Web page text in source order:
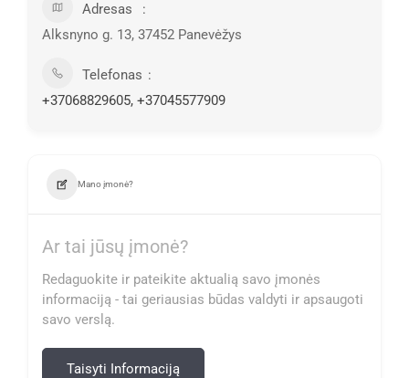
Adresas
Alksnyno g. 13, 37452 Panevėžys
Telefonas
+37068829605, +37045577909
Mano įmonė?
Ar tai jūsų įmonė?
Redaguokite ir pateikite aktualią savo įmonės
informaciją - tai geriausias būdas valdyti ir apsaugoti
savo verslą.
Taisyti Informaciją